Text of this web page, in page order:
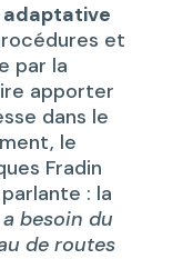
et
par la
apporter
dans le
le
Fradin
: la
a besoin du
de routes